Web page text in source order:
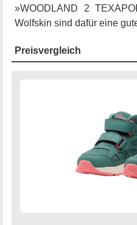
»WOODLAND 2
Wolfskin sind dafür eine
Preisvergleich